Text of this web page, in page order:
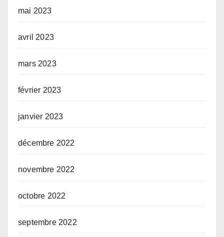
mai 2023
avril 2023
mars 2023
février 2023
janvier 2023
décembre 2022
novembre 2022
octobre 2022
septembre 2022